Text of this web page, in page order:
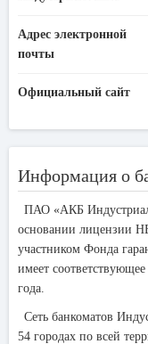
Адрес электронной
почты
Официальный сайт
Информация о
ПАО «АКБ
основании лицензии
участником Фонда
имеет
года.
Сеть банкоматов
54 городах по всей